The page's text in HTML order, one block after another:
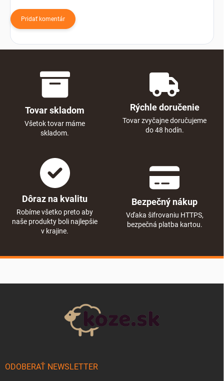
Pridať komentár
Tovar skladom
Všetok tovar máme
skladom.
Rýchle doručenie
Tovar zvyčajne doručujeme
do 48 hodín.
Dôraz na kvalitu
Robíme všetko preto aby
naše produkty boli najlepšie
v krajine.
Bezpečný nákup
Vďaka šifrovaniu HTTPS,
bezpečná platba kartou.
ODOBERAŤ NEWSLETTER